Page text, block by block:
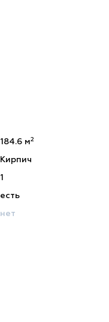
184.6 м2
Кирпич
1
есть
нет